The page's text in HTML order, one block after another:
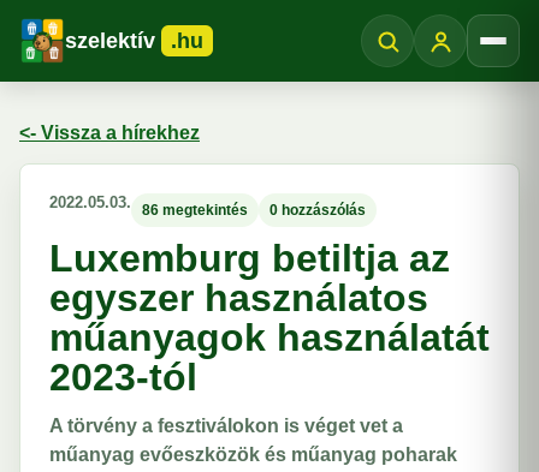
szelektív .hu
<- Vissza a hírekhez
2022.05.03. 86 megtekintés 0 hozzászólás
Luxemburg betiltja az
egyszer használatos
műanyagok használatát
2023-tól
A törvény a fesztiválokon is véget vet a
műanyag evőeszközök és műanyag poharak